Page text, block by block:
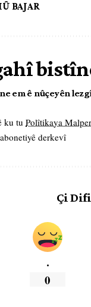
BAJAR
em ê nûçeyên
ku tu Polîtikaya
derkevî
Çi
.
0